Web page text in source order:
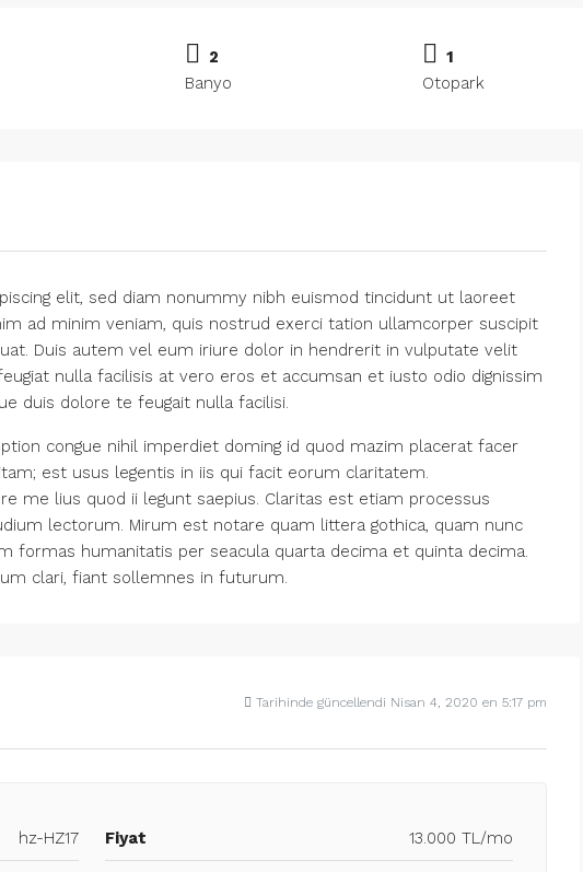
2
Banyo
1
Otopark
elit, sed diam nonummy nibh euismod tincidunt ut laoreet
ad minim veniam, quis nostrud exerci tation ullamcorper suscipit
Duis autem vel eum iriure dolor in hendrerit in vulputate velit
nulla facilisis at vero eros et accumsan et iusto odio dignissim
duis dolore te feugait nulla facilisi.
congue nihil imperdiet doming id quod mazim placerat facer
est usus legentis in iis qui facit eorum claritatem.
me lius quod ii legunt saepius. Claritas est etiam processus
lectorum. Mirum est notare quam littera gothica, quam nunc
formas humanitatis per seacula quarta decima et quinta decima.
clari, fiant sollemnes in futurum.
Tarihinde güncellendi Nisan 4, 2020 en 5:17 pm
hz-HZ17 Fiyat 13.000 TL/mo